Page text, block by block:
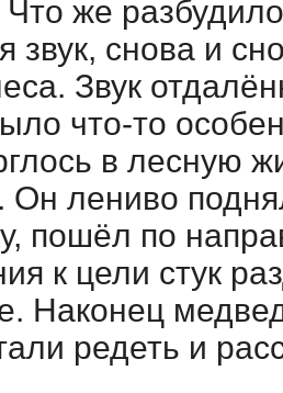
же
звук, снова и
Звук
что-то
в лесную
Он лениво
пошёл по
к цели стук
Наконец
редеть и